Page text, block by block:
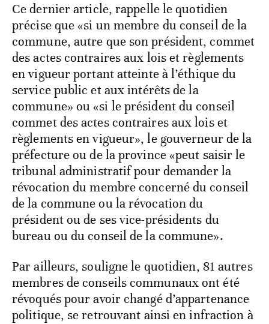
Ce dernier article, rappelle le quotidien
précise que «si un membre du conseil de la
commune, autre que son président, commet
des actes contraires aux lois et règlements
en vigueur portant atteinte à l’éthique du
service public et aux intérêts de la
commune» ou «si le président du conseil
commet des actes contraires aux lois et
règlements en vigueur», le gouverneur de la
préfecture ou de la province «peut saisir le
tribunal administratif pour demander la
révocation du membre concerné du conseil
de la commune ou la révocation du
président ou de ses vice-présidents du
bureau ou du conseil de la commune».
Par ailleurs, souligne le quotidien, 81 autres
membres de conseils communaux ont été
révoqués pour avoir changé d’appartenance
politique, se retrouvant ainsi en infraction à